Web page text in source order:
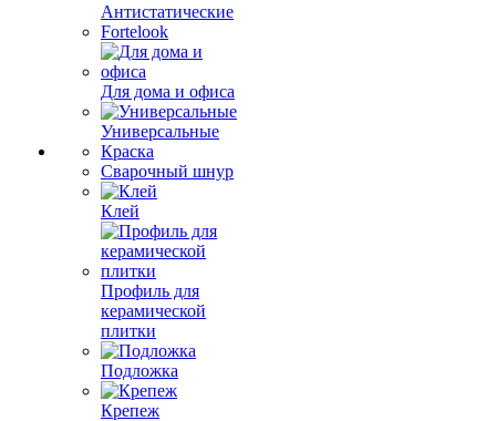
Антистатические
Fortelook
Для дома и офиса
Универсальные
Краска
Сварочный шнур
Клей
Профиль для
керамической
плитки
Подложка
Крепеж